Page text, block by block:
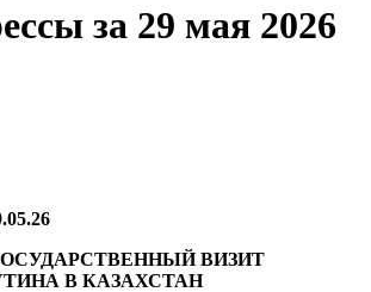
за 29 мая 2026
ВИЗИТ
В КАЗАХСТАН